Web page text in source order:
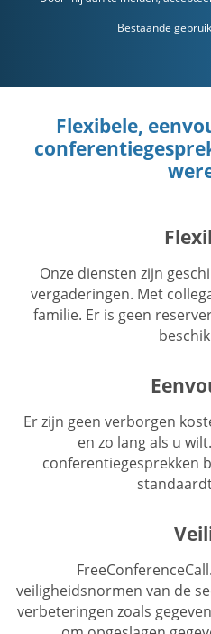
Bestaande
Flexibele,
Onze diensten zijn
vergaderingen. Met
familie. Er is geen
Er zijn geen verborgen
en zo lang als u
conferentiegesprekken
veiligheidsnormen van de
verbeteringen zoals